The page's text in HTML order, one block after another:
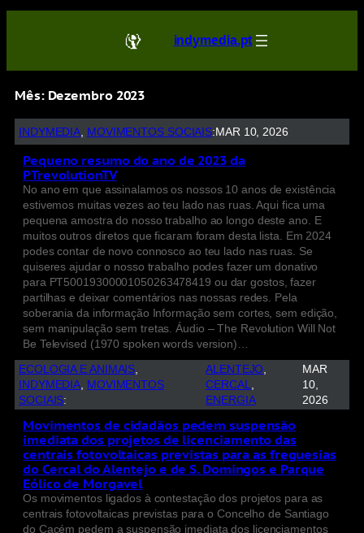
indymedia.pt
Mês: Dezembro 2023
INDYMEDIA MOVIMENTOS SOCIAIS:MAR 10, 2026
Pequeno resumo do ano de 2023 da
PTrevolutionTV
No ano em que assinalamos os nossos 10 anos de existência
estivemos muitas vezes ao teu lado nas ruas. Aqui fica uma
pequena amostra do nosso trabalho ao longo deste ano. E
muitos outros diretos que ficaram foram desta lista. Em 2024
podes contar de novo connosco ao teu lado nas ruas. Se
quiseres ajudar o nosso trabalho podes fazer um donativo
para PT50019300001050263478419 ou dar gostos, fazer
partilhas e deixar comentários nas nossas redes. Pela
soberania da informação Informação sem cortes, sem edição,
sem manipulação sem tretas. Áudio – The Revolution Will Not
Be Televised (1970 spoken words version)…
ECOLOGIA E ANIMAIS
INDYMEDIA
MOVIMENTOS
SOCIAIS:
ALENTEJO
CERCAL
ENERGIA
MAR
10,
2026
Movimentos de cidadãos pedem suspensão
imediata dos projetos de licenciamento das
centrais fotovoltaicas previstas para as freguesias
do Cercal do Alentejo e de S. Domingos e Parque
Eólico de Morgavel
Os movimentos ligados à contestação dos projetos para as
centrais fotovoltaicas previstas para o Concelho de Santiago
do Cacém pedem a suspensão imediata dos licenciamentos